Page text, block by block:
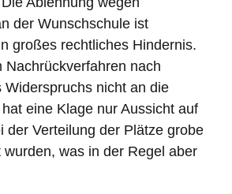
der Wunschschule ist
großes rechtliches Hindernis.
Nachrückverfahren nach
Widerspruchs nicht an die
eine Klage nur Aussicht auf
der Verteilung der Plätze grobe
wurden, was in der Regel aber